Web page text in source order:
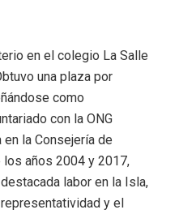
en el colegio La Salle
una plaza por
como
con la ONG
la Consejería de
los años 2004 y 2017,
labor en la Isla,
y el